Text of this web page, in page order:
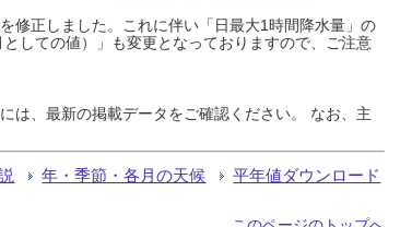
修正しました。これに伴い「日最大1時間降水量」の
しての値）」も変更となっておりますので、ご注意
は、最新の掲載データをご確認ください。 なお、主
年・季節・各月の天候 平年値ダウンロード